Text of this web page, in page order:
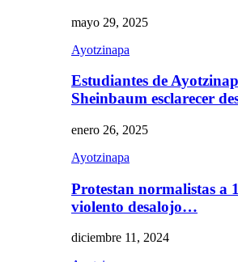
mayo 29, 2025
Ayotzinapa
Estudiantes de
Sheinbaum esclarecer
enero 26, 2025
Ayotzinapa
Protestan normalistas a
violento desalojo…
diciembre 11, 2024